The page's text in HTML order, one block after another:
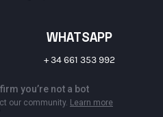
WHATSAPP
+ 34 661 353 992